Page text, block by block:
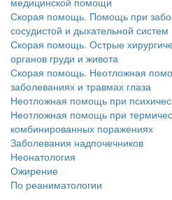
Скорая помощь. Помощь при
сосудистой и дыхательной систем
Скорая помощь. Острые
органов груди и живота
Скорая помощь. Неотложная
заболеваниях и травмах глаза
Неотложная помощь при
Неотложная помощь при
комбинированных поражениях
Заболевания надпочечников
Неонатология
Ожирение
По реаниматологии